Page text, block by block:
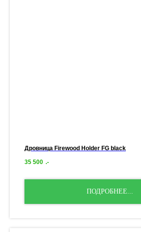
Дровница Firewood Holder FG black
35 500 .-
ПОДРОБНЕЕ...